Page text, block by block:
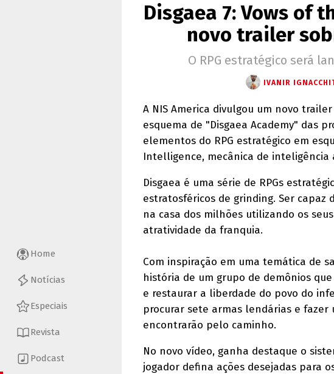
Home
Notícias
Especiais
Revista
Podcast
Disgaea 7: Vows of
novo trailer
O RPG estratégico será
IVANIR
A NIS America divulgou um novo
esquema de "Disgaea Academy" das
elementos do RPG estratégico em
Intelligence, mecânica de inteligência
Disgaea é uma série de RPGs
estratosféricos de grinding. Ser
na casa dos milhões utilizando os
atratividade da franquia.
Com inspiração em uma temática de
história de um grupo de demônios
e restaurar a liberdade do povo do
procurar sete armas lendárias e
encontrarão pelo caminho.
No novo vídeo, ganha destaque o
jogador defina ações desejadas para